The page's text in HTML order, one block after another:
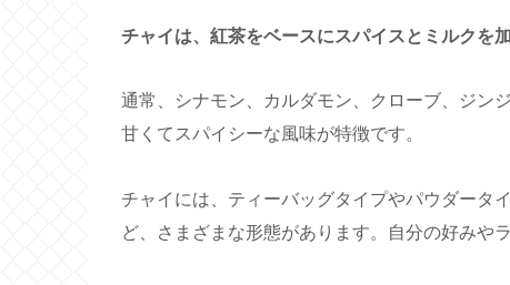
チャイは、紅茶をベースにスパイスとミルクを
通常、シナモン、カルダモン、クローブ、ジン
甘くてスパイシーな風味が特徴です。
チャイには、ティーバッグタイプやパウダータ
ど、さまざまな形態があります。自分の好みや